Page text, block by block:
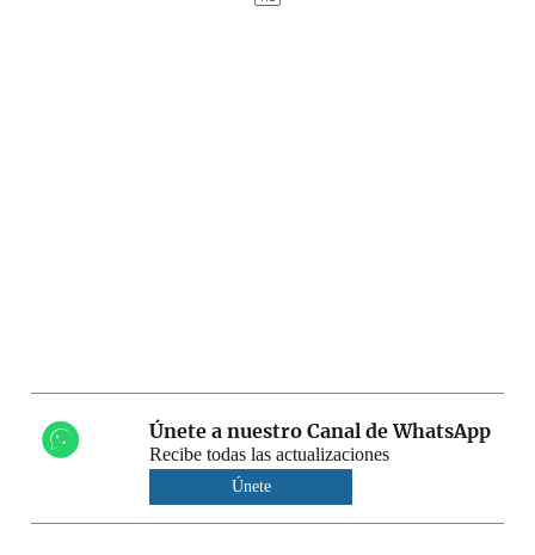
Únete a nuestro Canal de WhatsApp
Recibe todas las actualizaciones
Únete